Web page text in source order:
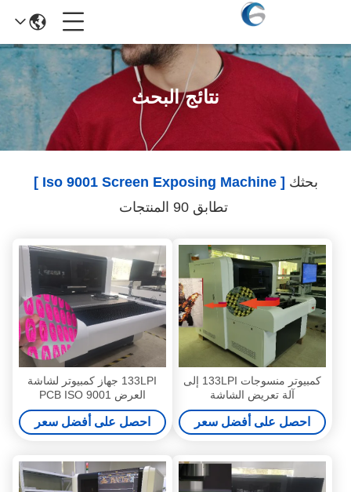
نتائج البحث
بحثك [ Iso 9001 Screen Exposing Machine ]
تطابق 90 المنتجات
كمبيوتر منسوجات 133LPI إلى
آلة تعريض الشاشة
احصل على أفضل سعر
133LPI جهاز كمبيوتر لشاشة
العرض PCB ISO 9001
احصل على أفضل سعر